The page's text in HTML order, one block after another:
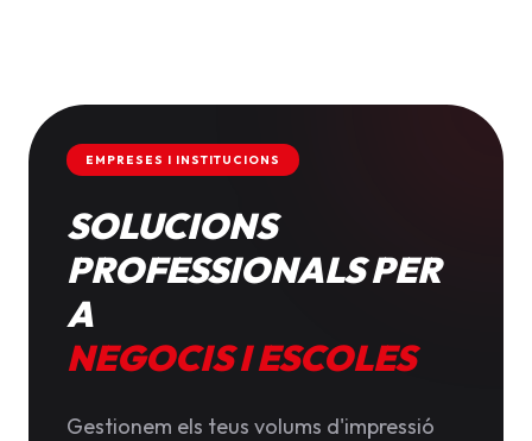
EMPRESES I INSTITUCIONS
SOLUCIONS
PROFESSIONALS PER
A
NEGOCIS I ESCOLES
Gestionem els teus volums d'impressió